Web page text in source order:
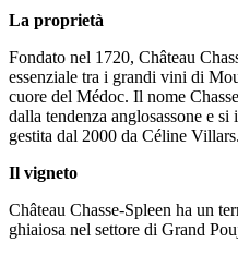
La proprietà
Fondato nel 1720, Château
essenziale tra i grandi vini di
cuore del Médoc. Il nome
dalla tendenza anglosassone e
gestita dal 2000 da Céline Villars.
Il vigneto
Château Chasse-Spleen ha un
ghiaiosa nel settore di Grand